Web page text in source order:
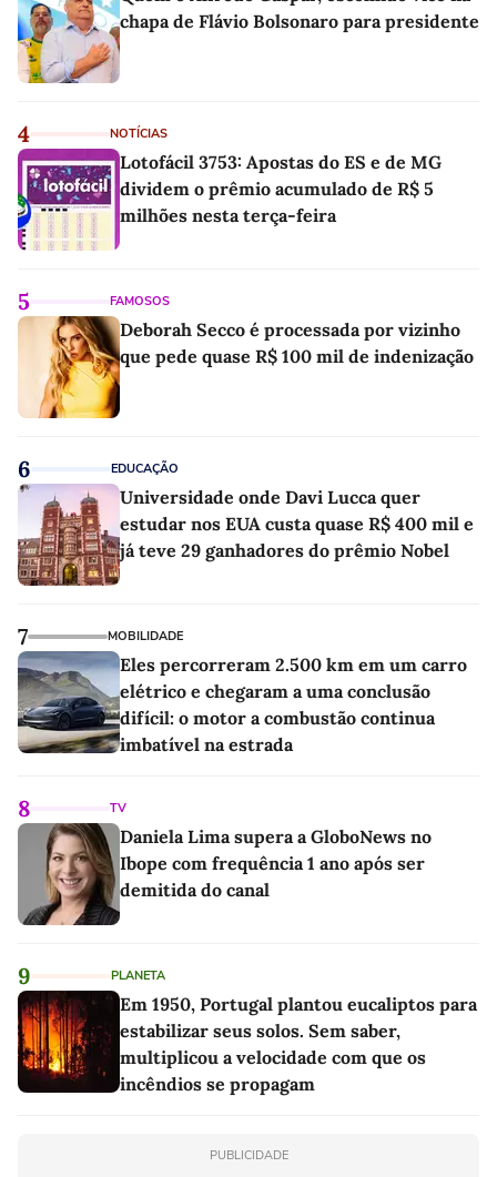
chapa de Flávio Bolsonaro para presidente
4 NOTÍCIAS
Lotofácil 3753: Apostas do ES e de MG
dividem o prêmio acumulado de R$ 5
milhões nesta terça-feira
5 FAMOSOS
Deborah Secco é processada por vizinho
que pede quase R$ 100 mil de indenização
6 EDUCAÇÃO
Universidade onde Davi Lucca quer
estudar nos EUA custa quase R$ 400 mil e
já teve 29 ganhadores do prêmio Nobel
7 MOBILIDADE
Eles percorreram 2.500 km em um carro
elétrico e chegaram a uma conclusão
difícil: o motor a combustão continua
imbatível na estrada
8 TV
Daniela Lima supera a GloboNews no
Ibope com frequência 1 ano após ser
demitida do canal
9 PLANETA
Em 1950, Portugal plantou eucaliptos para
estabilizar seus solos. Sem saber,
multiplicou a velocidade com que os
incêndios se propagam
PUBLICIDADE